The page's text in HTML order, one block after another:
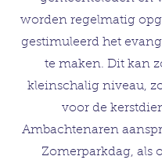
worden regelmatig
gestimuleerd het
te maken. Dit kan
kleinschalig niveau,
voor de
Ambachtenaren
Zomerparkdag, als